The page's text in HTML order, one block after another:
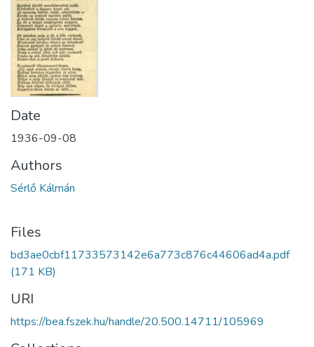
Date
1936-09-08
Authors
Sérlő Kálmán
Files
bd3ae0cbf11733573142e6a773c876c44606ad4a.pdf
(171 KB)
URI
https://bea.fszek.hu/handle/20.500.14711/105969